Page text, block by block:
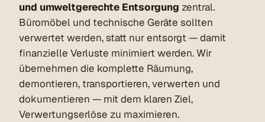
und umweltgerechte Entsorgung zentral.
Büromöbel und technische Geräte sollten
verwertet werden, statt nur entsorgt — damit
finanzielle Verluste minimiert werden. Wir
übernehmen die komplette Räumung,
demontieren, transportieren, verwerten und
dokumentieren — mit dem klaren Ziel,
Verwertungserlöse zu maximieren.